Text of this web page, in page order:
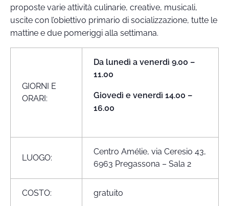
proposte varie attività culinarie, creative, musicali,
uscite con l’obiettivo primario di socializzazione, tutte le
mattine e due pomeriggi alla settimana.
GIORNI E
ORARI:
Da lunedì a venerdì 9.00 –
11.00
Giovedì e venerdì 14.00 –
16.00
LUOGO:
Centro Amélie, via Ceresio 43,
6963 Pregassona – Sala 2
COSTO: gratuito